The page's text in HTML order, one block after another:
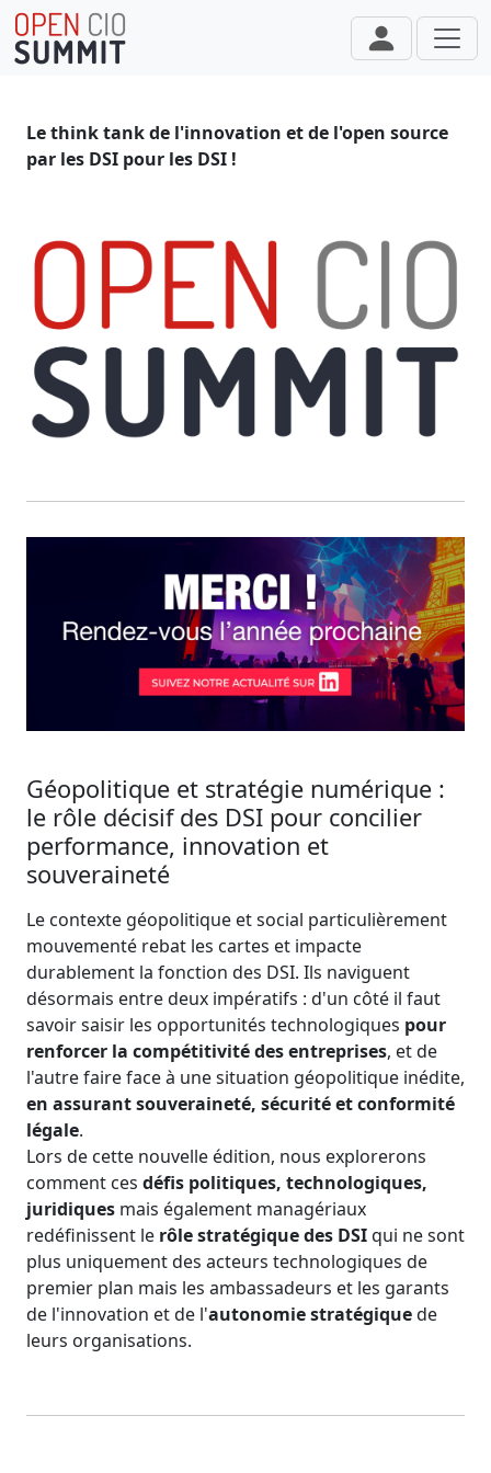
Aller au contenu principal
Le think tank de l'innovation et de l'open source
par les DSI pour les DSI !
Géopolitique et stratégie numérique :
le rôle décisif des DSI pour concilier
performance, innovation et
souveraineté
Le contexte géopolitique et social particulièrement
mouvementé rebat les cartes et impacte
durablement la fonction des DSI. Ils naviguent
désormais entre deux impératifs : d'un côté il faut
savoir saisir les opportunités technologiques pour
renforcer la compétitivité des entreprises, et de
l'autre faire face à une situation géopolitique inédite,
en assurant souveraineté, sécurité et conformité
légale.
Lors de cette nouvelle édition, nous explorerons
comment ces défis politiques, technologiques,
juridiques mais également managériaux
redéfinissent le rôle stratégiquedes DSIqui ne sont
plus uniquement des acteurs technologiques de
premier plan mais les ambassadeurs et les garants
de l'innovation et de l'autonomie stratégiquede
leurs organisations.